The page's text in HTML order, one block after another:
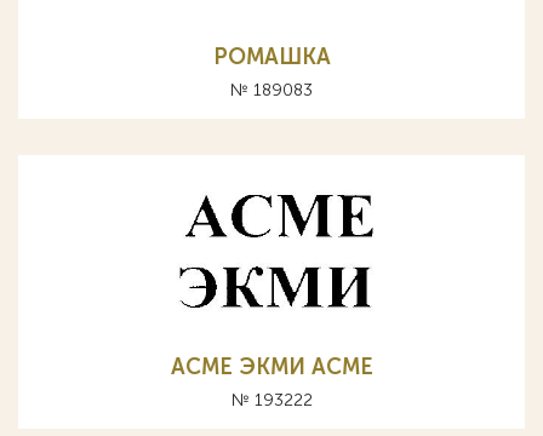
РОМАШКА
№ 189083
АСМЕ ЭКМИ ACME
№ 193222